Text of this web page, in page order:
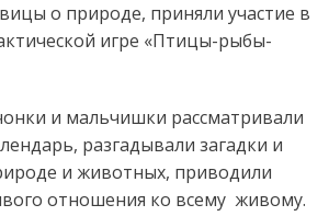
о природе, приняли участие в
игре «Птицы-рыбы-
и мальчишки рассматривали
разгадывали загадки и
и животных, приводили
отношения ко всему живому.